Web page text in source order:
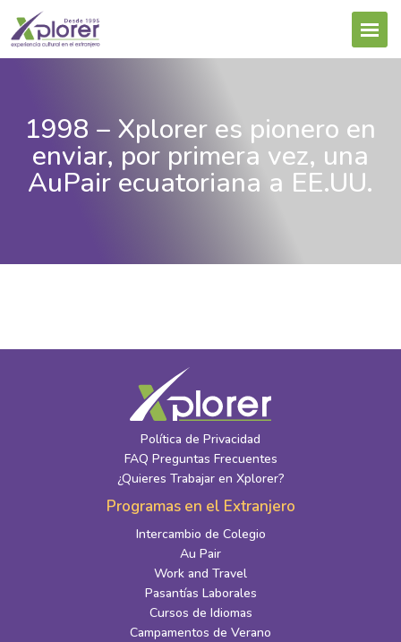
1998 – Xplorer es pionero en
enviar, por primera vez, una
AuPair ecuatoriana a EE.UU.
Política de Privacidad
FAQ Preguntas Frecuentes
¿Quieres Trabajar en Xplorer?
Programas en el Extranjero
Intercambio de Colegio
Au Pair
Work and Travel
Pasantías Laborales
Cursos de Idiomas
Campamentos de Verano